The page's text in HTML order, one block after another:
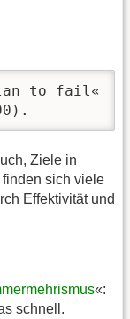
to fail«
Ziele in
sich viele
Effektivität und
«:
schnell.